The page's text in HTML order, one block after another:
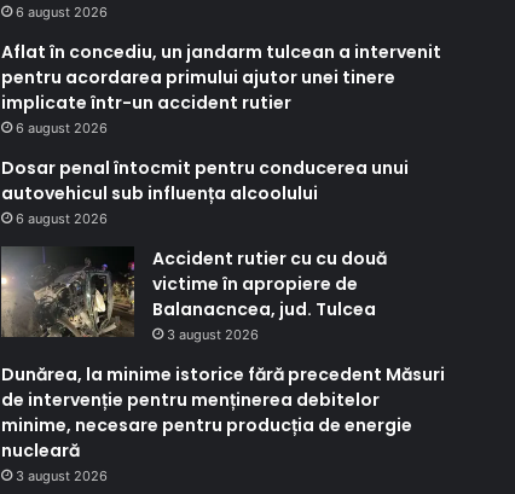
6 august 2026
Aflat în concediu, un jandarm tulcean a intervenit
pentru acordarea primului ajutor unei tinere
implicate într-un accident rutier
6 august 2026
Dosar penal întocmit pentru conducerea unui
autovehicul sub influența alcoolului
6 august 2026
Accident rutier cu cu două
victime în apropiere de
Balanacncea, jud. Tulcea
3 august 2026
Dunărea, la minime istorice fără precedent Măsuri
de intervenție pentru menținerea debitelor
minime, necesare pentru producția de energie
nucleară
3 august 2026